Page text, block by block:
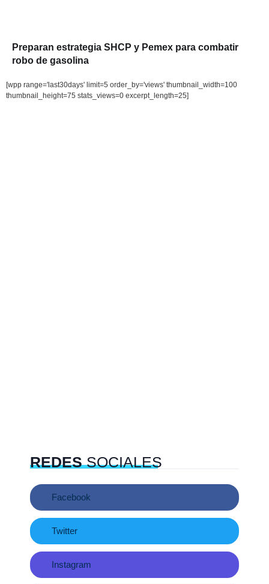
Preparan estrategia SHCP y Pemex para combatir
robo de gasolina
[wpp range='last30days' limit=5 order_by='views' thumbnail_width=100
thumbnail_height=75 stats_views=0 excerpt_length=25]
REDESSOCIALES
Facebook
Twitter
Instagram